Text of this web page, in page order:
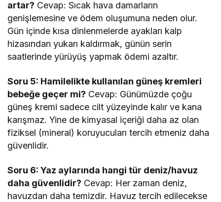
artar? Cevap: Sıcak hava damarların
genişlemesine ve ödem oluşumuna neden olur.
Gün içinde kısa dinlenmelerde ayakları kalp
hizasından yukarı kaldırmak, günün serin
saatlerinde yürüyüş yapmak ödemi azaltır.
Soru 5: Hamilelikte kullanılan güneş kremleri
bebeğe geçer mi? Cevap: Günümüzde çoğu
güneş kremi sadece cilt yüzeyinde kalır ve kana
karışmaz. Yine de kimyasal içeriği daha az olan
fiziksel (mineral) koruyucuları tercih etmeniz daha
güvenlidir.
Soru 6: Yaz aylarında hangi tür deniz/havuz
daha güvenlidir? Cevap: Her zaman deniz,
havuzdan daha temizdir. Havuz tercih edilecekse